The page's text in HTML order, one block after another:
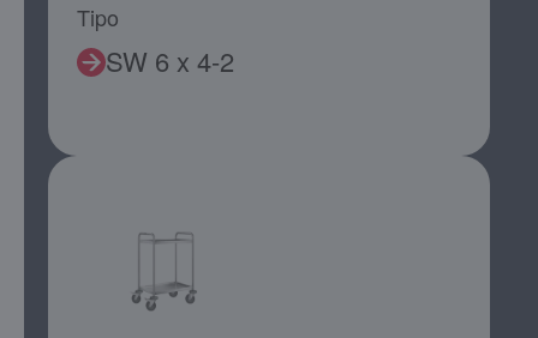
Tipo
SW 6 x 4-2